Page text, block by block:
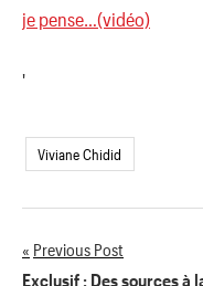
je pense…(vidéo)
'
Viviane Chidid
Navigation
Previous Post
Exclusif : Des sources à